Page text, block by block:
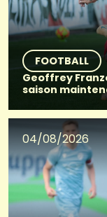
FOOTBALL
Geoffrey
saison
04/08/2026